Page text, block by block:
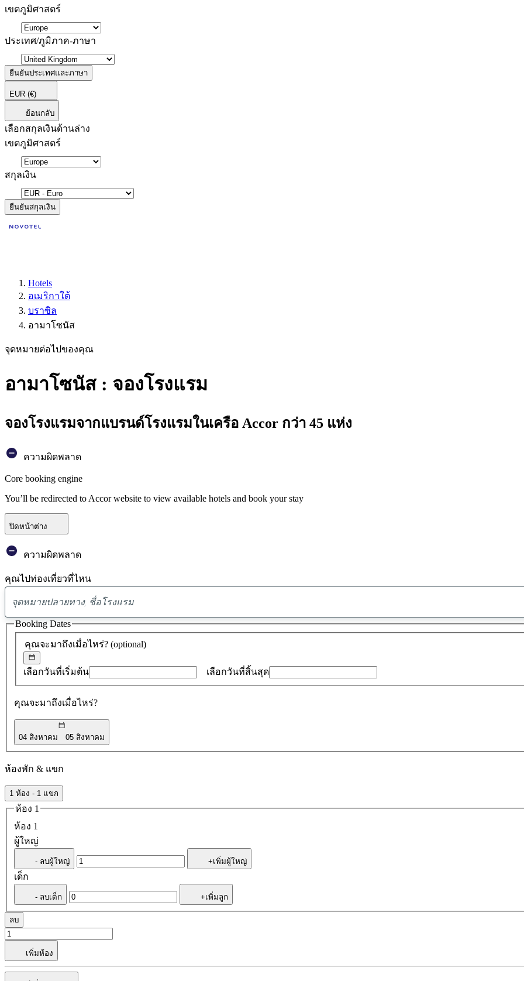
เขตภูมิศาสตร์
ประเทศ/ภูมิภาค-ภาษา
ยืนยันประเทศและภาษา
EUR (€)
ย้อนกลับ
เลือกสกุลเงินด้านล่าง
เขตภูมิศาสตร์
สกุลเงิน
ยืนยันสกุลเงิน
Hotels
อเมริกาใต้
บราซิล
อามาโซนัส
จุดหมายต่อไปของคุณ
อามาโซนัส : จองโรงแรม
จองโรงแรมจากแบรนด์โรงแรมในเครือ Accor กว่า 45 แห่ง
ความผิดพลาด
Core booking engine
You’ll be redirected to Accor website to view available hotels and book your stay
ปิดหน้าต่าง
ความผิดพลาด
คุณไปท่องเที่ยวที่ไหน
ข้อ
เสนอ
คุณจะมาถึงเมื่อไหร่? (optional)
เลือกวันที่เริ่มต้น เลือกวันที่สิ้นสุด
คุณจะมาถึงเมื่อไหร่?
04 สิงหาคม 05 สิงหาคม
Booking Dates
ห้องพัก & แขก
1 ห้อง - 1 แขก
ห้อง 1
ห้อง 1
ผู้ใหญ่
- ลบผู้ใหญ่ +เพิ่มผู้ใหญ่
เด็ก
- ลบเด็ก +เพิ่มลูก
ลบ
เพิ่มห้อง